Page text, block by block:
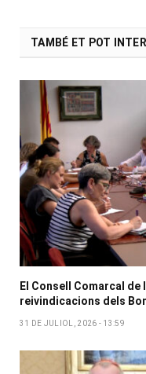
TAMBÉ ET POT
El Consell Comarcal de
reivindicacions dels
31 DE JULIOL, 2026 - 13:59